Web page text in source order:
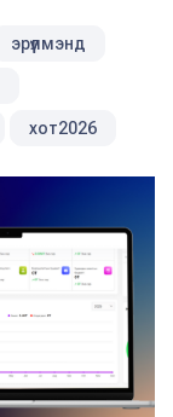
эрүүлмэнд
хот2026